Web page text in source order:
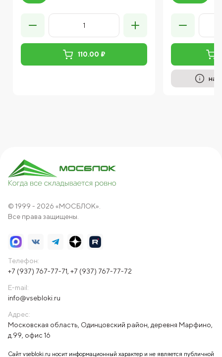
110.00 ₽
на
© 1999 - 2026 «МОСБЛОК».
Все права защищены.
Телефон:
+7 (937) 767-77-71, +7 (937) 767-77-72
E-mail:
info@vsebloki.ru
Адрес:
Московская область, Одинцовский район, деревня Марфино,
д.99, офис 16
Сайт vsebloki.ru носит информационный характер и не является публичной